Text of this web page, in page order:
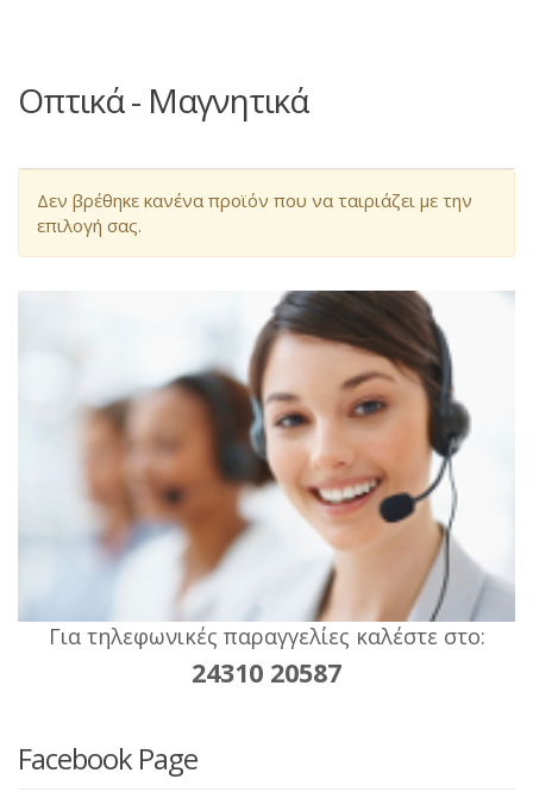
Οπτικά - Μαγνητικά
Δεν βρέθηκε κανένα προϊόν που να ταιριάζει με την
επιλογή σας.
Για τηλεφωνικές παραγγελίες καλέστε στο:
24310 20587
Facebook Page